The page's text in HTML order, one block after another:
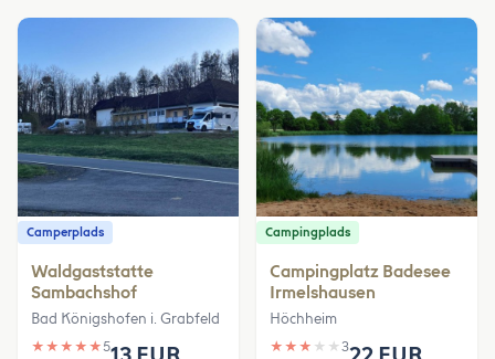
Camperplads
Waldgaststatte
Sambachshof
Bad Königshofen i. Grabfeld
★ ★ ★ ★ ★5
Campingplads
Campingplatz Badesee
Irmelshausen
Höchheim
★ ★ ★ ★ ★ 3